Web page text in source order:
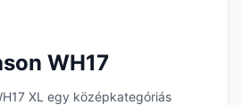
WH17
XL egy középkategóriás